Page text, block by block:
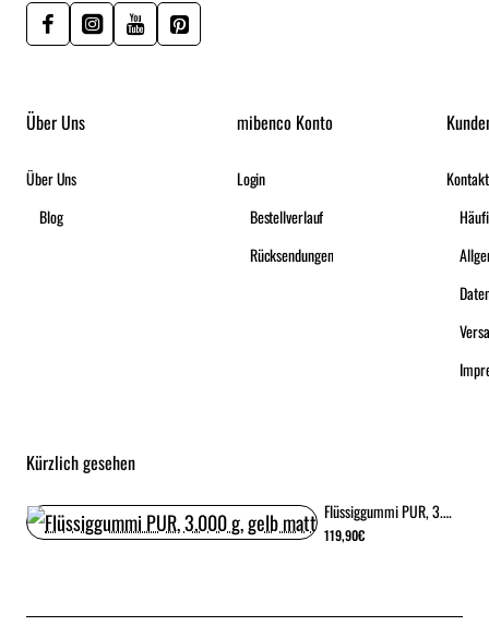
Über Uns
Über Uns
Blog
mibenco Konto
Login
Bestellverlauf
Rücksendungen
Kontakt
Kürzlich gesehen
Flüssiggummi PUR, 3.000 g, gelb matt
119,90€